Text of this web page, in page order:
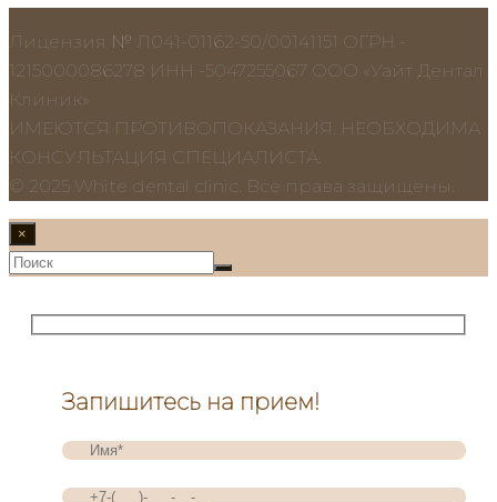
Лицензия № Л041-01162-50/00141151 ОГРН -
1215000086278 ИНН -5047255067 ООО «Уайт Дентал
Клиник»
ИМЕЮТСЯ ПРОТИВОПОКАЗАНИЯ. НЕОБХОДИМА
КОНСУЛЬТАЦИЯ СПЕЦИАЛИСТА.
© 2025 White dental clinic. Все права защищены.
×
Запишитесь на прием!